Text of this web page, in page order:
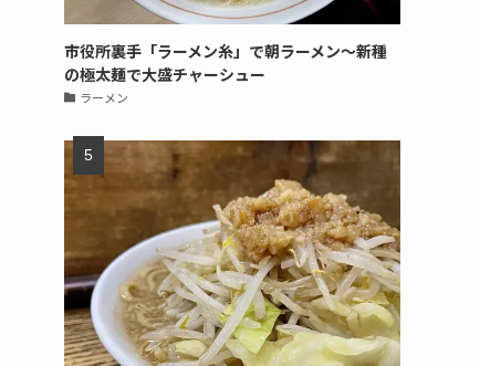
市役所裏手「ラーメン糸」で朝ラーメン〜新種
の極太麺で大盛チャーシュー
ラーメン